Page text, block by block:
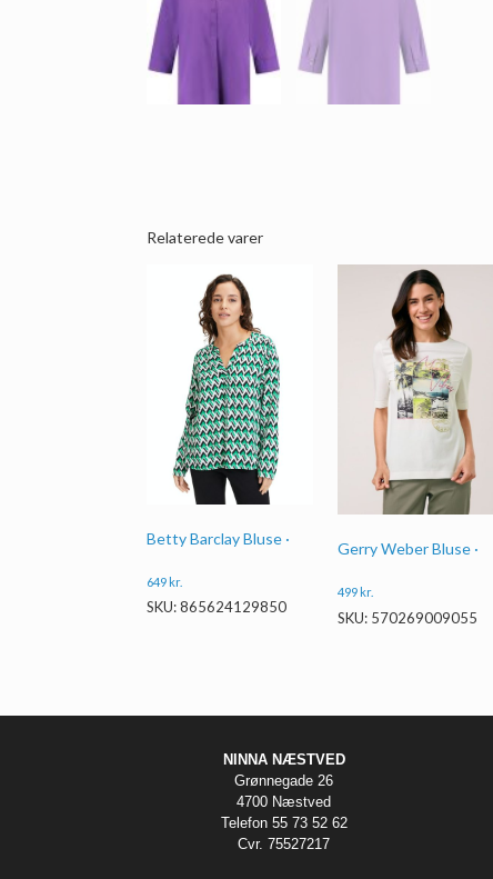
Relaterede varer
Betty Barclay Bluse ·
649kr.
SKU: 865624129850
Gerry Weber Bluse ·
499kr.
SKU: 570269009055
NINNA NÆSTVED
Grønnegade 26
4700 Næstved
Telefon 55 73 52 62
Cvr. 75527217